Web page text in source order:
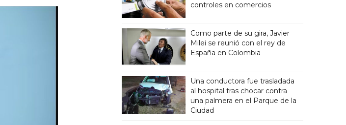
controles en comercios
Como parte de su gira, Javier
Milei se reunió con el rey de
España en Colombia
Una conductora fue trasladada
al hospital tras chocar contra
una palmera en el Parque de la
Ciudad